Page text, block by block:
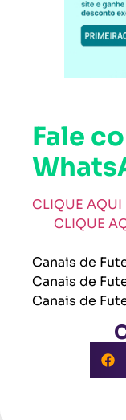
Fale
CLIQUE AQUI
CLIQUE
Canais de
Canais de
Canais de